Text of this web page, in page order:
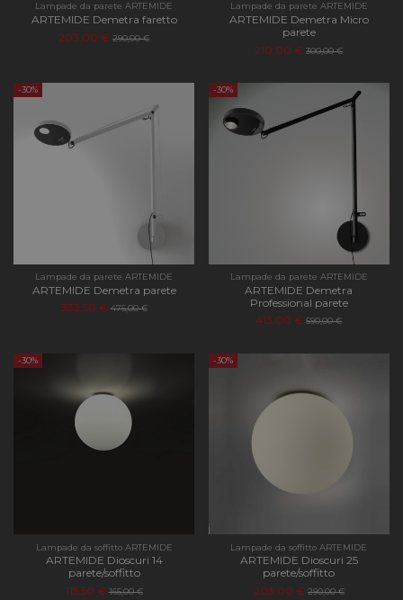
Lampade da parete ARTEMIDE
ARTEMIDE Demetra faretto
203,00 € 290,00 €
Lampade da parete ARTEMIDE
ARTEMIDE Demetra Micro
parete
210,00 € 300,00 €
-30%
Lampade da parete ARTEMIDE
ARTEMIDE Demetra parete
332,50 € 475,00 €
-30%
Lampade da parete ARTEMIDE
ARTEMIDE Demetra
Professional parete
413,00 € 590,00 €
-30%
Lampade da soffitto ARTEMIDE
ARTEMIDE Dioscuri 14
parete/soffitto
115,50 € 165,00 €
-30%
Lampade da soffitto ARTEMIDE
ARTEMIDE Dioscuri 25
parete/soffitto
203,00 € 290,00 €